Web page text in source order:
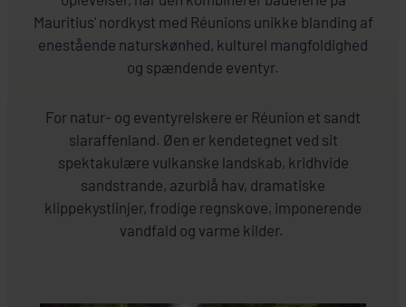
Mauritius' nordkyst med Réunions unikke blanding af
enestående naturskønhed, kulturel mangfoldighed
og spændende eventyr.
For natur- og eventyrelskere er Réunion et sandt
slaraffenland. Øen er kendetegnet ved sit
spektakulære vulkanske landskab, kridhvide
sandstrande, azurblå hav, dramatiske
klippekystlinjer, frodige regnskove, imponerende
vandfald og varme kilder.